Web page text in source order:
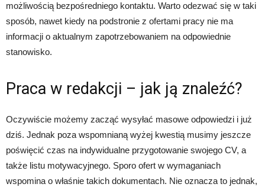
możliwością bezpośredniego kontaktu. Warto odezwać się w taki
sposób, nawet kiedy na podstronie z ofertami pracy nie ma
informacji o aktualnym zapotrzebowaniem na odpowiednie
stanowisko.
Praca w redakcji – jak ją znaleźć?
Oczywiście możemy zacząć wysyłać masowe odpowiedzi i już
dziś. Jednak poza wspomnianą wyżej kwestią musimy jeszcze
poświęcić czas na indywidualne przygotowanie swojego CV, a
także listu motywacyjnego. Sporo ofert w wymaganiach
wspomina o właśnie takich dokumentach. Nie oznacza to jednak,